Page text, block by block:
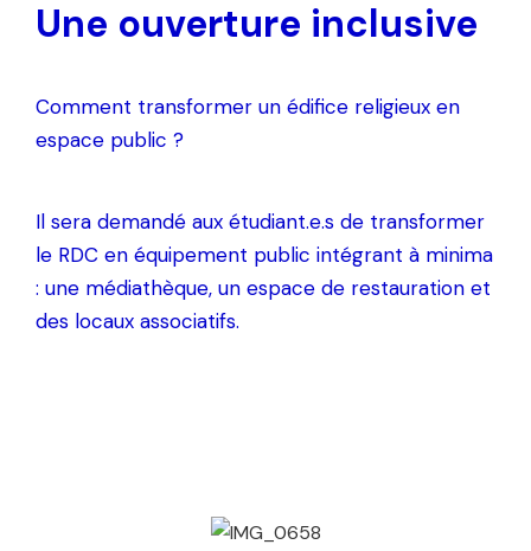
Une ouverture inclusive
Comment transformer un édifice religieux en
espace public ?
Il sera demandé aux étudiant.e.s de transformer
le RDC en équipement public intégrant à minima
: une médiathèque, un espace de restauration et
des locaux associatifs.